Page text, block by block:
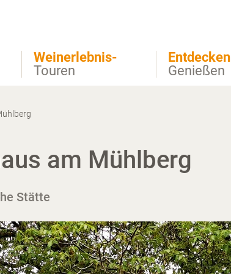
Weinerlebnis-
Touren
Entdecken
Genießen
am Mühlberg
Stätte